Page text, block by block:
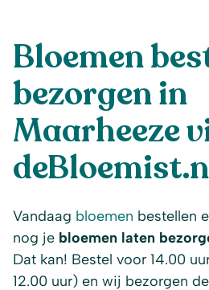
Bloemen
bezorgen in
Maarheeze
Vandaag bloemen bestellen
nog je bloemen laten
Dat kan! Bestel voor 14.00
12.00 uur) en wij bezorgen